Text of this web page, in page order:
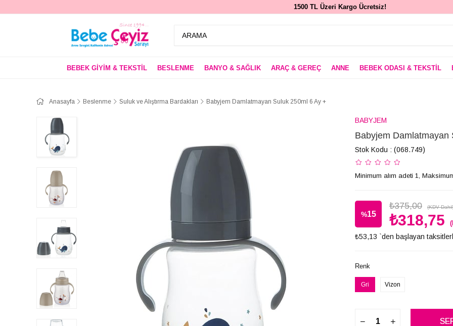
1500 TL Üzeri Kargo Ücretsiz!
BEBEK GİYİM & TEKSTİL BESLENME BANYO & SAĞLIK ARAÇ & GEREÇ ANNE BEBEK ODASI & TEKSTİL
Anasayfa Beslenme Suluk ve Alıştırma Bardakları Babyjem Damlatmayan Suluk 250ml 6 Ay +
BABYJEM
Babyjem Damlatmayan
Stok Kodu (068.749)
Minimum alım adeti 1,
%15
İndirim
₺375,00 (KDV
₺318,75
₺53,13 `den başlayan
Renk
Gri Vizon